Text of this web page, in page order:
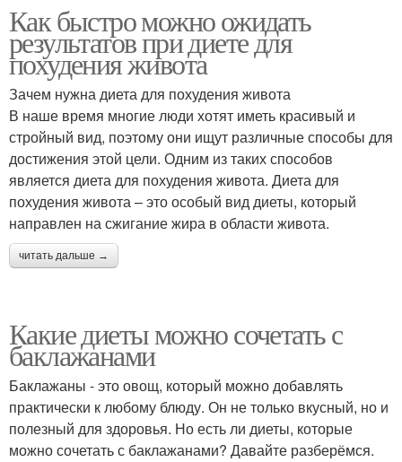
Как быстро можно ожидать
результатов при диете для
похудения живота
Зачем нужна диета для похудения живота
В наше время многие люди хотят иметь красивый и
стройный вид, поэтому они ищут различные способы для
достижения этой цели. Одним из таких способов
является диета для похудения живота. Диета для
похудения живота – это особый вид диеты, который
направлен на сжигание жира в области живота.
читать дальше →
Какие диеты можно сочетать с
баклажанами
Баклажаны - это овощ, который можно добавлять
практически к любому блюду. Он не только вкусный, но и
полезный для здоровья. Но есть ли диеты, которые
можно сочетать с баклажанами? Давайте разберёмся.